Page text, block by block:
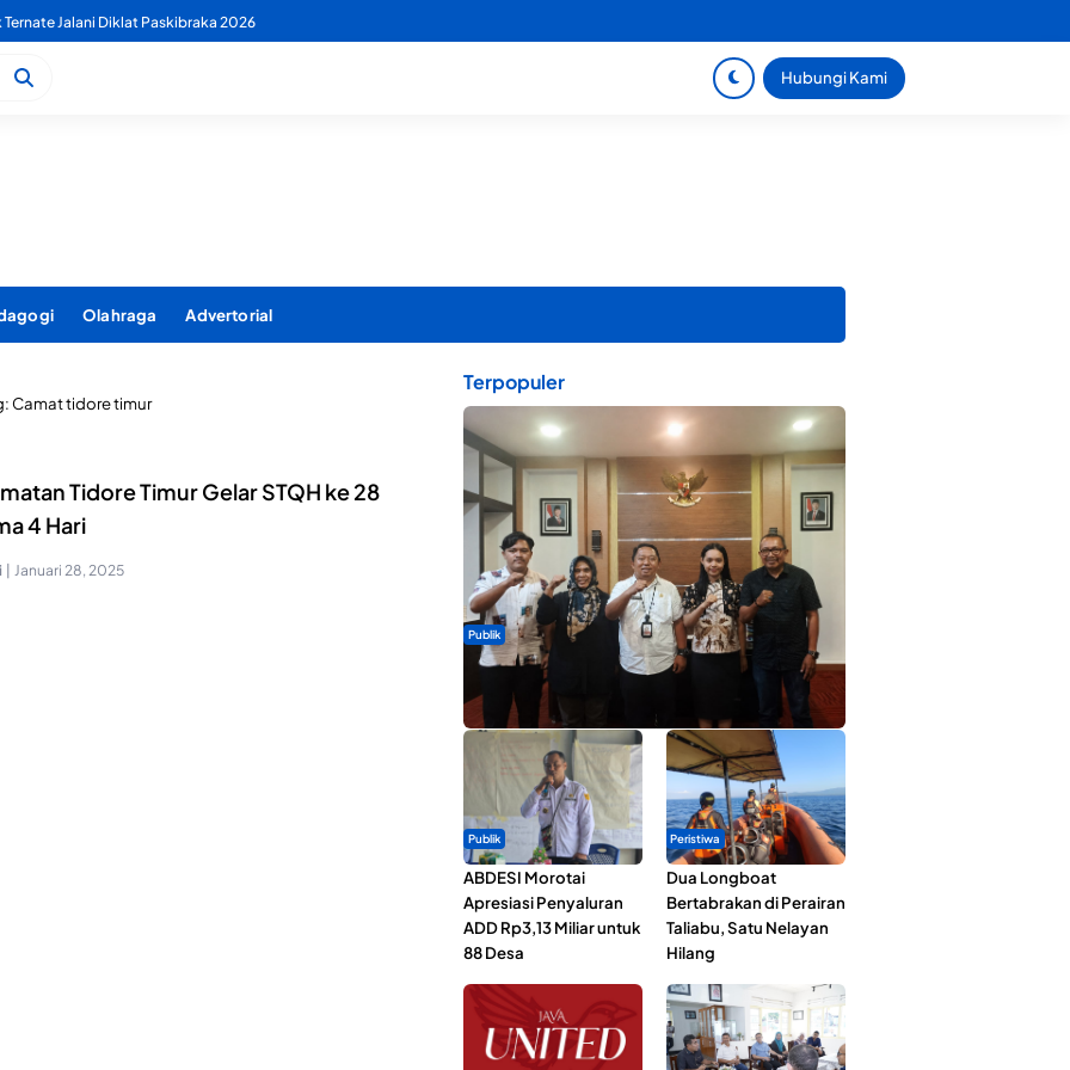
Jalani Diklat Paskibraka 2026
Hubungi Kami
Olahraga Advertorial
Camat tidore timur
Tidore Timur Gelar STQH ke 28
4 Hari
Januari 28, 2025
Terpopuler
Publik
Dua Talenta Muda Ternate Wakili Maluku Utara di
Gita Bahana Nusantara 2026
Publik
ABDESI Morotai
Apresiasi Penyaluran
ADD Rp3,13 Miliar untuk
88 Desa
Peristiwa
Dua Longboat
Bertabrakan di Perairan
Taliabu, Satu Nelayan
Hilang